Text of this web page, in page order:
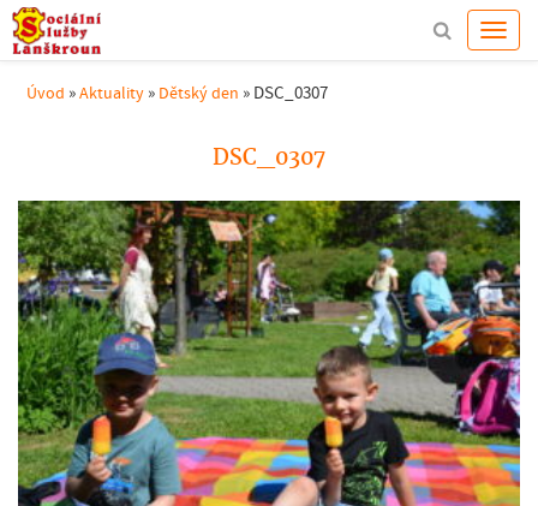
Úvod »Aktuality » Dětský den » DSC_0307
DSC_0307